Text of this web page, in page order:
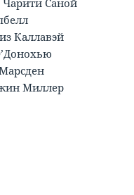
Каллавэй
Миллер